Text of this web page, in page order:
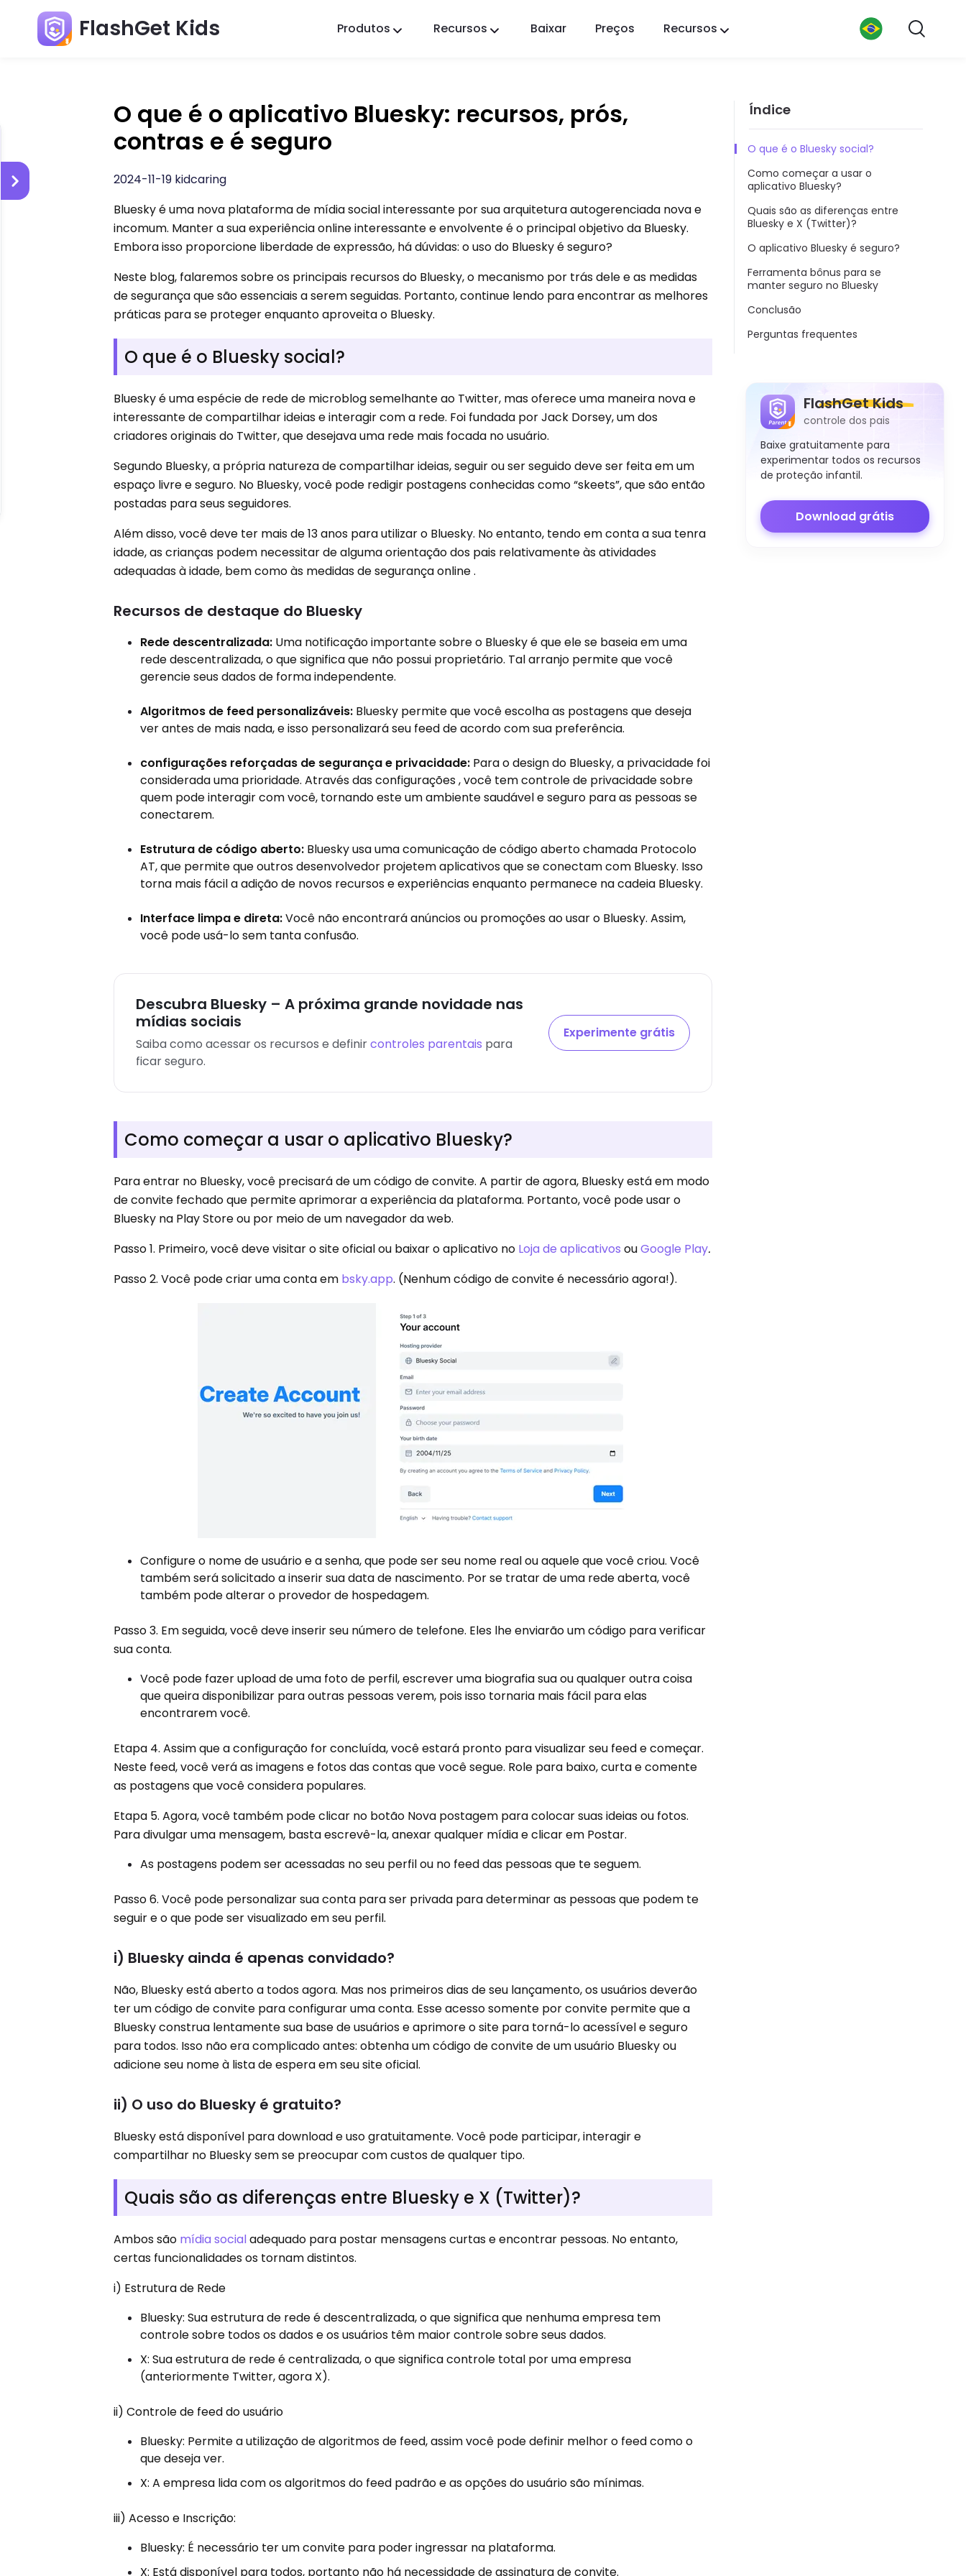
FlashGet Kids Produtos
FlashGet Finder
Recursos Baixar Preços Recursos
O que é o aplicativo Bluesky: recursos, prós,
contras e é seguro
2024-11-19 kidcaring
Bluesky é uma nova plataforma de mídia social interessante por sua arquitetura autogerenciada nova e
incomum. Manter a sua experiência online interessante e envolvente é o principal objetivo da Bluesky.
Embora isso proporcione liberdade de expressão, há dúvidas: o uso do Bluesky é seguro?
Neste blog, falaremos sobre os principais recursos do Bluesky, o mecanismo por trás dele e as medidas
de segurança que são essenciais a serem seguidas. Portanto, continue lendo para encontrar as melhores
práticas para se proteger enquanto aproveita o Bluesky.
O que é o Bluesky social?
Bluesky é uma espécie de rede de microblog semelhante ao Twitter, mas oferece uma maneira nova e
interessante de compartilhar ideias e interagir com a rede. Foi fundada por Jack Dorsey, um dos
criadores originais do Twitter, que desejava uma rede mais focada no usuário.
Segundo Bluesky, a própria natureza de compartilhar ideias, seguir ou ser seguido deve ser feita em um
espaço livre e seguro. No Bluesky, você pode redigir postagens conhecidas como “skeets”, que são então
postadas para seus seguidores.
Além disso, você deve ter mais de 13 anos para utilizar o Bluesky. No entanto, tendo em conta a sua tenra
idade, as crianças podem necessitar de alguma orientação dos pais relativamente às atividades
adequadas à idade, bem como às medidas de segurança online .
Recursos de destaque do Bluesky
Rede descentralizada: Uma notificação importante sobre o Bluesky é que ele se baseia em uma
rede descentralizada, o que significa que não possui proprietário. Tal arranjo permite que você
gerencie seus dados de forma independente.
Algoritmos de feed personalizáveis: Bluesky permite que você escolha as postagens que deseja
ver antes de mais nada, e isso personalizará seu feed de acordo com sua preferência.
configurações reforçadas de segurança e privacidade: Para o design do Bluesky, a privacidade foi
considerada uma prioridade. Através das configurações , você tem controle de privacidade sobre
quem pode interagir com você, tornando este um ambiente saudável e seguro para as pessoas se
conectarem.
Estrutura de código aberto: Bluesky usa uma comunicação de código aberto chamada Protocolo
AT, que permite que outros desenvolvedor projetem aplicativos que se conectam com Bluesky. Isso
torna mais fácil a adição de novos recursos e experiências enquanto permanece na cadeia Bluesky.
Interface limpa e direta:Você não encontrará anúncios ou promoções ao usar o Bluesky. Assim,
você pode usá-lo sem tanta confusão.
Descubra Bluesky – A próxima grande novidade nas
mídias sociais
Saiba como acessar os recursos e definircontroles parentais para
ficar seguro.
Experimente grátis
Como começar a usar o aplicativo Bluesky?
Para entrar no Bluesky, você precisará de um código de convite. A partir de agora, Bluesky está em modo
de convite fechado que permite aprimorar a experiência da plataforma. Portanto, você pode usar o
Bluesky na Play Store ou por meio de um navegador da web.
Passo 1. Primeiro, você deve visitar o site oficial ou baixar o aplicativo no Loja de aplicativos ouGoogle Play.
Passo 2. Você pode criar uma conta em bsky.app. (Nenhum código de convite é necessário agora!).
Configure o nome de usuário e a senha, que pode ser seu nome real ou aquele que você criou. Você
também será solicitado a inserir sua data de nascimento. Por se tratar de uma rede aberta, você
também pode alterar o provedor de hospedagem.
Passo 3. Em seguida, você deve inserir seu número de telefone. Eles lhe enviarão um código para verificar
sua conta.
Você pode fazer upload de uma foto de perfil, escrever uma biografia sua ou qualquer outra coisa
que queira disponibilizar para outras pessoas verem, pois isso tornaria mais fácil para elas
encontrarem você.
Etapa 4. Assim que a configuração for concluída, você estará pronto para visualizar seu feed e começar.
Neste feed, você verá as imagens e fotos das contas que você segue. Role para baixo, curta e comente
as postagens que você considera populares.
Etapa 5. Agora, você também pode clicar no botão Nova postagem para colocar suas ideias ou fotos.
Para divulgar uma mensagem, basta escrevê-la, anexar qualquer mídia e clicar em Postar.
As postagens podem ser acessadas no seu perfil ou no feed das pessoas que te seguem.
Passo 6. Você pode personalizar sua conta para ser privada para determinar as pessoas que podem te
seguir e o que pode ser visualizado em seu perfil.
i) Bluesky ainda é apenas convidado?
Não, Bluesky está aberto a todos agora. Mas nos primeiros dias de seu lançamento, os usuários deverão
ter um código de convite para configurar uma conta. Esse acesso somente por convite permite que a
Bluesky construa lentamente sua base de usuários e aprimore o site para torná-lo acessível e seguro
para todos. Isso não era complicado antes: obtenha um código de convite de um usuário Bluesky ou
adicione seu nome à lista de espera em seu site oficial.
ii) O uso do Bluesky é gratuito?
Bluesky está disponível para download e uso gratuitamente. Você pode participar, interagir e
compartilhar no Bluesky sem se preocupar com custos de qualquer tipo.
Quais são as diferenças entre Bluesky e X (Twitter)?
Ambos são mídia socialadequado para postar mensagens curtas e encontrar pessoas. No entanto,
certas funcionalidades os tornam distintos.
i) Estrutura de Rede
Bluesky: Sua estrutura de rede é descentralizada, o que significa que nenhuma empresa tem
controle sobre todos os dados e os usuários têm maior controle sobre seus dados.
X: Sua estrutura de rede é centralizada, o que significa controle total por uma empresa
(anteriormente Twitter, agora X).
ii) Controle de feed do usuário
Bluesky: Permite a utilização de algoritmos de feed, assim você pode definir melhor o feed como o
que deseja ver.
X: A empresa lida com os algoritmos do feed padrão e as opções do usuário são mínimas.
iii) Acesso e Inscrição:
Bluesky: É necessário ter um convite para poder ingressar na plataforma.
X: Está disponível para todos, portanto não há necessidade de assinatura de convite.
Índice
O que é o Bluesky social?
Como começar a usar o
aplicativo Bluesky?
Quais são as diferenças entre
Bluesky e X (Twitter)?
O aplicativo Bluesky é seguro?
Ferramenta bônus para se
manter seguro no Bluesky
Conclusão
Perguntas frequentes
FlashGet Kids
controle dos pais
Baixe gratuitamente para
experimentar todos os recursos
de proteção infantil.
Download grátis